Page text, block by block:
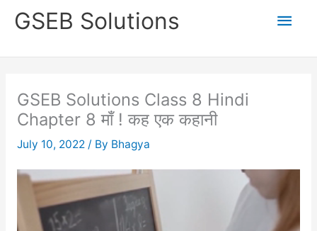
GSEB Solutions
Main
GSEB Solutions Class 8 Hindi
Chapter 8 माँ ! कह एक कहानी
July 10, 2022 / By Bhagya